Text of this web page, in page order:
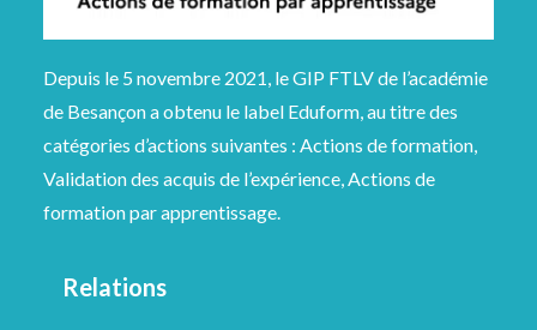
Depuis le 5 novembre 2021, le GIP FTLV de l’académie
de Besançon a obtenu le label Eduform, au titre des
catégories d’actions suivantes : Actions de formation,
Validation des acquis de l’expérience, Actions de
formation par apprentissage.
Relations